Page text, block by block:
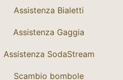
Assistenza Bialetti
Assistenza Gaggia
Assistenza SodaStream
Scambio bombole